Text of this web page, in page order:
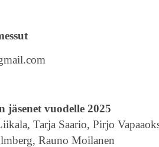
jäsenet vuodelle 2025
Tarja Saario, Pirjo
, Rauno Moilanen